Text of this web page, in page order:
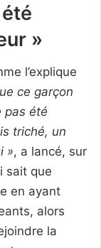
»
l’explique
ce garçon
pas été
triché, un
», a lancé, sur
sait que
en ayant
alors
la